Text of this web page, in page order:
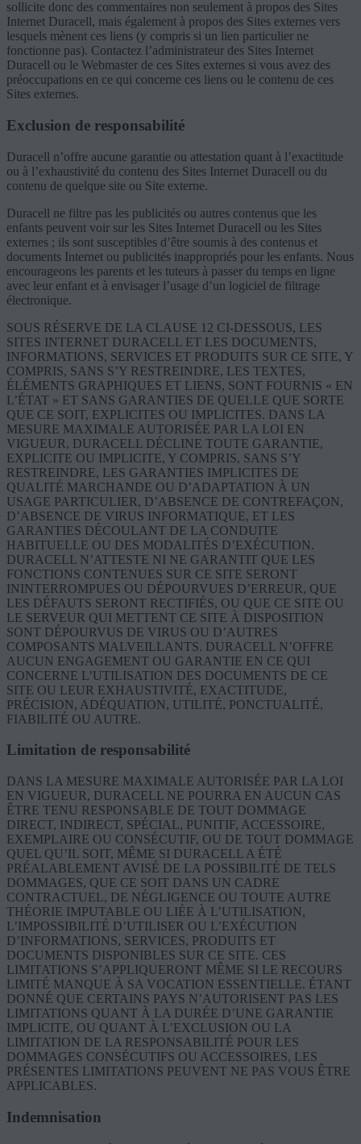
sollicite donc des commentaires non seulement à propos des Sites
Internet Duracell, mais également à propos des Sites externes vers
lesquels mènent ces liens (y compris si un lien particulier ne
fonctionne pas). Contactez l’administrateur des Sites Internet
Duracell ou le Webmaster de ces Sites externes si vous avez des
préoccupations en ce qui concerne ces liens ou le contenu de ces
Sites externes.
Exclusion de responsabilité
Duracell n’offre aucune garantie ou attestation quant à l’exactitude
ou à l’exhaustivité du contenu des Sites Internet Duracell ou du
contenu de quelque site ou Site externe.
Duracell ne filtre pas les publicités ou autres contenus que les
enfants peuvent voir sur les Sites Internet Duracell ou les Sites
externes ; ils sont susceptibles d’être soumis à des contenus et
documents Internet ou publicités inappropriés pour les enfants. Nous
encourageons les parents et les tuteurs à passer du temps en ligne
avec leur enfant et à envisager l’usage d’un logiciel de filtrage
électronique.
SOUS RÉSERVE DE LA CLAUSE 12 CI-DESSOUS, LES
SITES INTERNET DURACELL ET LES DOCUMENTS,
INFORMATIONS, SERVICES ET PRODUITS SUR CE SITE, Y
COMPRIS, SANS S’Y RESTREINDRE, LES TEXTES,
ÉLÉMENTS GRAPHIQUES ET LIENS, SONT FOURNIS « EN
L’ÉTAT » ET SANS GARANTIES DE QUELLE QUE SORTE
QUE CE SOIT, EXPLICITES OU IMPLICITES. DANS LA
MESURE MAXIMALE AUTORISÉE PAR LA LOI EN
VIGUEUR, DURACELL DÉCLINE TOUTE GARANTIE,
EXPLICITE OU IMPLICITE, Y COMPRIS, SANS S’Y
RESTREINDRE, LES GARANTIES IMPLICITES DE
QUALITÉ MARCHANDE OU D’ADAPTATION À UN
USAGE PARTICULIER, D’ABSENCE DE CONTREFAÇON,
D’ABSENCE DE VIRUS INFORMATIQUE, ET LES
GARANTIES DÉCOULANT DE LA CONDUITE
HABITUELLE OU DES MODALITÉS D’EXÉCUTION.
DURACELL N’ATTESTE NI NE GARANTIT QUE LES
FONCTIONS CONTENUES SUR CE SITE SERONT
ININTERROMPUES OU DÉPOURVUES D’ERREUR, QUE
LES DÉFAUTS SERONT RECTIFIÉS, OU QUE CE SITE OU
LE SERVEUR QUI METTENT CE SITE À DISPOSITION
SONT DÉPOURVUS DE VIRUS OU D’AUTRES
COMPOSANTS MALVEILLANTS. DURACELL N’OFFRE
AUCUN ENGAGEMENT OU GARANTIE EN CE QUI
CONCERNE L’UTILISATION DES DOCUMENTS DE CE
SITE OU LEUR EXHAUSTIVITÉ, EXACTITUDE,
PRÉCISION, ADÉQUATION, UTILITÉ, PONCTUALITÉ,
FIABILITÉ OU AUTRE.
Limitation de responsabilité
DANS LA MESURE MAXIMALE AUTORISÉE PAR LA LOI
EN VIGUEUR, DURACELL NE POURRA EN AUCUN CAS
ÊTRE TENU RESPONSABLE DE TOUT DOMMAGE
DIRECT, INDIRECT, SPÉCIAL, PUNITIF, ACCESSOIRE,
EXEMPLAIRE OU CONSÉCUTIF, OU DE TOUT DOMMAGE
QUEL QU’IL SOIT, MÊME SI DURACELL A ÉTÉ
PRÉALABLEMENT AVISÉ DE LA POSSIBILITÉ DE TELS
DOMMAGES, QUE CE SOIT DANS UN CADRE
CONTRACTUEL, DE NÉGLIGENCE OU TOUTE AUTRE
THÉORIE IMPUTABLE OU LIÉE À L’UTILISATION,
L’IMPOSSIBILITÉ D’UTILISER OU L’EXÉCUTION
D’INFORMATIONS, SERVICES, PRODUITS ET
DOCUMENTS DISPONIBLES SUR CE SITE. CES
LIMITATIONS S’APPLIQUERONT MÊME SI LE RECOURS
LIMITÉ MANQUE À SA VOCATION ESSENTIELLE. ÉTANT
DONNÉ QUE CERTAINS PAYS N’AUTORISENT PAS LES
LIMITATIONS QUANT À LA DURÉE D’UNE GARANTIE
IMPLICITE, OU QUANT À L’EXCLUSION OU LA
LIMITATION DE LA RESPONSABILITÉ POUR LES
DOMMAGES CONSÉCUTIFS OU ACCESSOIRES, LES
PRÉSENTES LIMITATIONS PEUVENT NE PAS VOUS ÊTRE
APPLICABLES.
Indemnisation